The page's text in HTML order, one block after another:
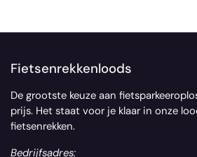
Fietsenrekkenloods
De grootste keuze aan
prijs. Het staat voor je klaar in onze
fietsenrekken.
Bedrijfsadres: